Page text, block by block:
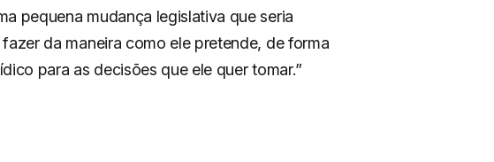
pequena mudança legislativa que seria
da maneira como ele pretende, de forma
para as decisões que ele quer tomar.”